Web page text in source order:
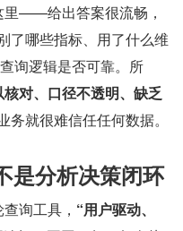
里——给出答案很流畅，
了哪些指标、用了什么维
询逻辑是否可靠。所
对、口径不透明、缺乏
务就很难信任任何数据。
是分析决策闭环
询工具， “用户驱动、